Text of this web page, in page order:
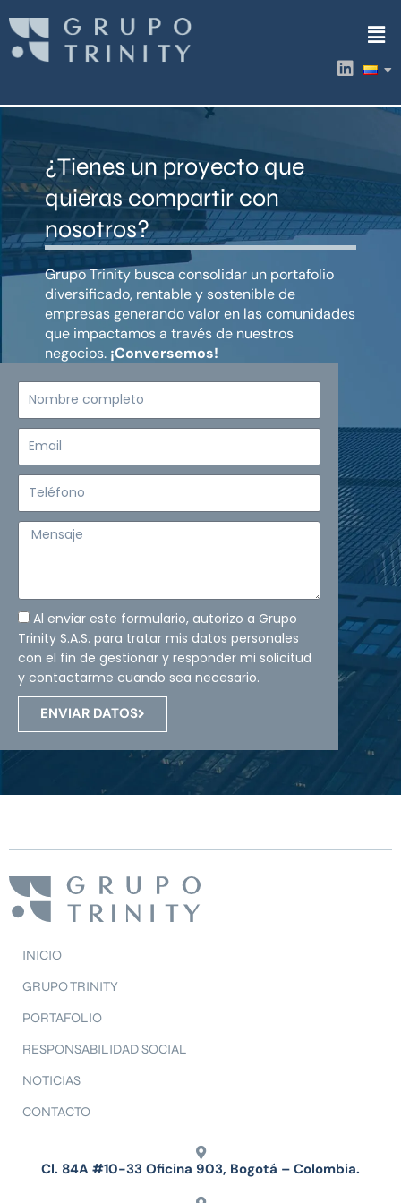
contenido
L
i
k
i
¿Tienes un proyecto que
quieras compartir con
nosotros?
Grupo Trinity busca consolidar un portafolio
diversificado, rentable y sostenible de
empresas generando valor en las comunidades
que impactamos a través de nuestros
negocios. ¡Conversemos!
Mensaje
Al enviar este formulario, autorizo a Grupo
Trinity S.A.S. para tratar mis datos personales
con el fin de gestionar y responder mi solicitud
y contactarme cuando sea necesario.
ENVIAR DATOS
INICIO
GRUPO TRINITY
PORTAFOLIO
RESPONSABILIDAD SOCIAL
NOTICIAS
CONTACTO
Cl. 84A #10-33 Oficina 903, Bogotá – Colombia.